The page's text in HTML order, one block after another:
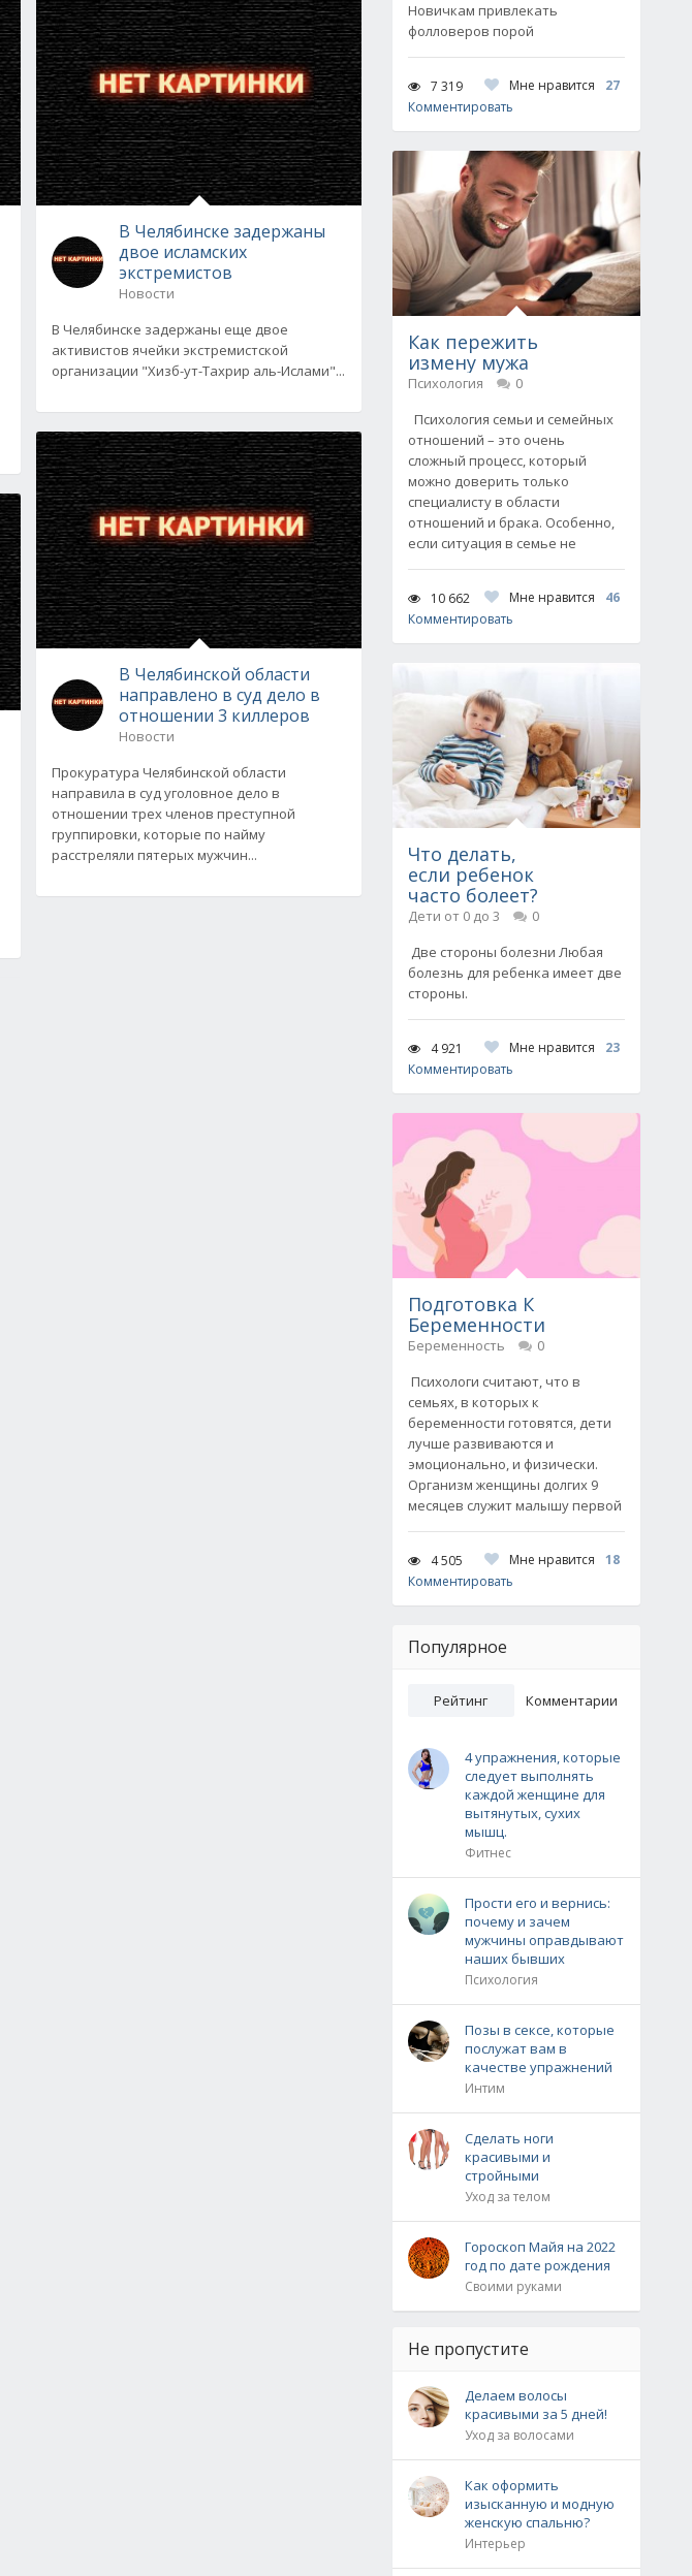
В Челябинске задержаны
двое исламских
экстремистов
Новости
В Челябинске задержаны еще двое
активистов ячейки экстремистской
организации "Хизб-ут-Тахрир аль-Ислами"...
В Челябинской области
направлено в суд дело в
отношении 3 киллеров
Новости
Прокуратура Челябинской области
направила в суд уголовное дело в
отношении трех членов преступной
группировки, которые по найму
расстреляли пятерых мужчин...
Новичкам привлекать
фолловеров порой
7 319 Мне нравится
27
Комментировать
Как пережить
измену мужа
Психология
0
Психология семьи и семейных
отношений – это очень
сложный процесс, который
можно доверить только
специалисту в области
отношений и брака. Особенно,
если ситуация в семье не
10 662 Мне нравится
46
Комментировать
Что делать,
если ребенок
часто болеет?
Дети от 0 до 3
0
Две стороны болезни Любая
болезнь для ребенка имеет две
стороны.
4 921 Мне нравится
23
Комментировать
Подготовка К
Беременности
Беременность
0
Психологи считают, что в
семьях, в которых к
беременности готовятся, дети
лучше развиваются и
эмоционально, и физически.
Организм женщины долгих 9
месяцев служит малышу первой
4 505 Мне нравится
18
Комментировать
Популярное
Рейтинг Комментарии
4 упражнения, которые
следует выполнять
каждой женщине для
вытянутых, сухих
мышц.
Фитнес
Прости его и вернись:
почему и зачем
мужчины оправдывают
наших бывших
Психология
Позы в сексе, которые
послужат вам в
качестве упражнений
Интим
Сделать ноги
красивыми и
стройными
Уход за телом
Гороскоп Майя на 2022
год по дате рождения
Своими руками
Не пропустите
Делаем волосы
красивыми за 5 дней!
Уход за волосами
Как оформить
изысканную и модную
женскую спальню?
Интерьер